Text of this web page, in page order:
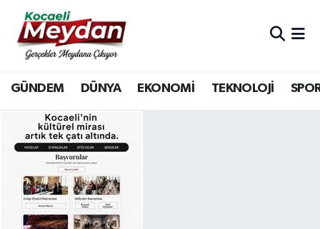
GÜNDEM DÜNYA EKONOMİ TEKNOLOJİ
Nöbetçi Eczaneler
Hava Durumu
Trafik Durumu
Süper Lig Puan Durumu ve Fikstür
Tüm Manşetler